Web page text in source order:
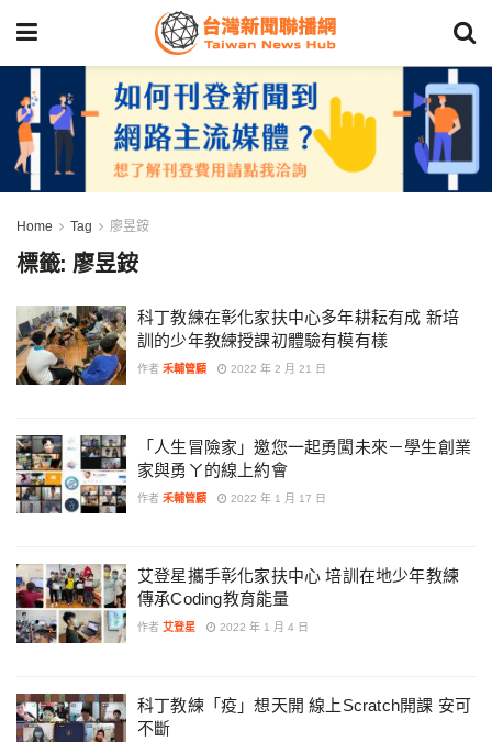
Home Tag 廖昱銨
標籤:廖昱銨
科丁教練在彰化家扶中心多年耕耘有成 新培
訓的少年教練授課初體驗有模有樣
作者 禾輔管顧 2022 年 2 月 21 日
「人生冒險家」邀您一起勇闖未來－學生創業
家與勇ㄚ的線上約會
作者 禾輔管顧 2022 年 1 月 17 日
艾登星攜手彰化家扶中心 培訓在地少年教練
傳承Coding教育能量
作者 艾登星 2022 年 1 月 4 日
科丁教練「疫」想天開 線上Scratch開課 安可
不斷